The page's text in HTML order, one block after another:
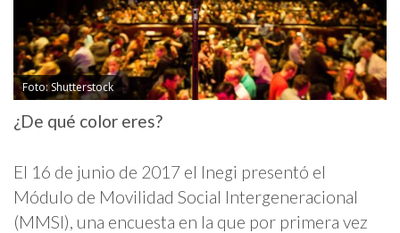
Foto: Shutterstock
¿De qué color eres?
El 16 de junio de 2017 el Inegi presentó el
Módulo de Movilidad Social Intergeneracional
(MMSI), una encuesta en la que por primera vez